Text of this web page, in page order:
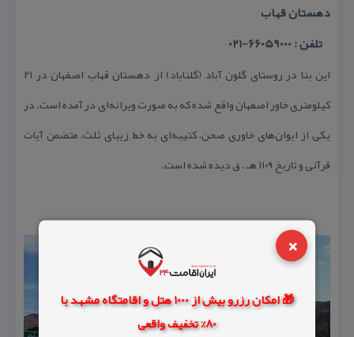
×
🎁 امکان رزرو بیش از 1000 هتل و اقامتگاه مشهد با
80% تخفیف واقعی
دهستان قهاب
تلفن : 66059000-021
این بنا در روستای گلون آباد (گلناباد) از دهستان قهاب اصفهان در ۲۱
كیلومتری خاور اصفهان واقع شده كه به صورت ویرانه‌ای در آمده است. در
یكی از ایوان‌های خاوری صحن، كتیبه‌ای به خط زیبای ثلث، متضمن آیات
قرآنی و تاریخ ۱۱۰۹ هـ . ق دیده شده است.